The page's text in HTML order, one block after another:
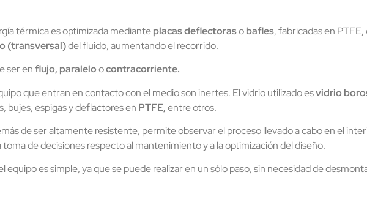
térmica es optimizada medianteplacas deflectorasobafles, fabricadas en
(transversal)del fluido, aumentando el recorrido.
ser enflujo, paraleloocontracorriente.
que entran en contacto con el medio son inertes. El vidrio utilizado esvidrio
bujes, espigas y deflactores en PTFE,entre otros.
de ser altamente resistente, permite observar el proceso llevado a cabo en el
toma de decisiones respecto al mantenimiento y a la optimización del diseño.
equipo es simple, ya que se puede realizar en un sólo paso, sin necesidad de